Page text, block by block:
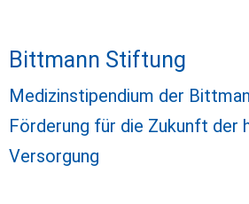
Bittmann Stiftung
Medizinstipendium der
Förderung für die Zukunft der
Versorgung